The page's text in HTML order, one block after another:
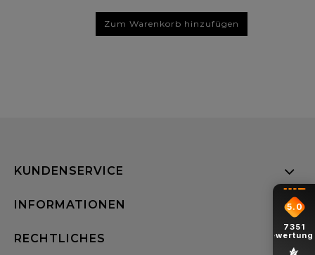
Zum Warenkorb hinzufügen
KUNDENSERVICE
INFORMATIONEN
RECHTLICHES
5.0
7351